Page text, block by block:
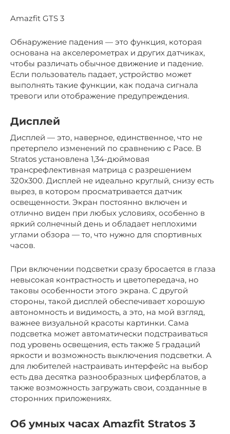
Amazfit GTS 3
Обнаружение падения — это функция, которая
основана на акселерометрах и других датчиках,
чтобы различать обычное движение и падение.
Если пользователь падает, устройство может
выполнять такие функции, как подача сигнала
тревоги или отображение предупреждения.
Дисплей
Дисплей — это, наверное, единственное, что не
претерпело изменений по сравнению с Pace. В
Stratos установлена 1,34-дюймовая
трансрефлективная матрица с разрешением
320х300. Дисплей не идеально круглый, снизу есть
вырез, в котором просматривается датчик
освещенности. Экран постоянно включен и
отлично виден при любых условиях, особенно в
яркий солнечный день и обладает неплохими
углами обзора — то, что нужно для спортивных
часов.
При включении подсветки сразу бросается в глаза
невысокая контрастность и цветопередача, но
таковы особенности этого экрана. С другой
стороны, такой дисплей обеспечивает хорошую
автономность и видимость, а это, на мой взгляд,
важнее визуальной красоты картинки. Сама
подсветка может автоматически подстраиваться
под уровень освещения, есть также 5 градаций
яркости и возможность выключения подсветки. А
для любителей настраивать интерфейс на выбор
есть два десятка разнообразных циферблатов, а
также возможность загружать свои, созданные в
сторонних приложениях.
Об умных часах Amazfit Stratos 3